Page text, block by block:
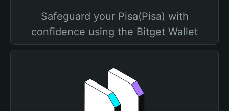
Safeguard your Pisa(Pisa) with
confidence using the Bitget Wallet